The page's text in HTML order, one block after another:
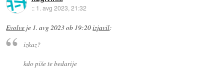
:: 1. avg 2023, 21:32
Evolve je 1. avg 2023 ob 19:20izjavil:
izkaz?
kdo piše te bedarije